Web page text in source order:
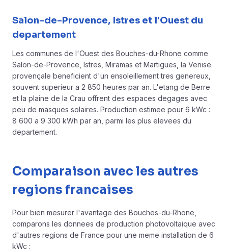
Salon-de-Provence, Istres et l'Ouest du
departement
Les communes de l'Ouest des Bouches-du-Rhone comme
Salon-de-Provence, Istres, Miramas et Martigues, la Venise
provençale beneficient d'un ensoleillement tres genereux,
souvent superieur a 2 850 heures par an. L'etang de Berre
et la plaine de la Crau offrent des espaces degages avec
peu de masques solaires. Production estimee pour 6 kWc :
8 600 a 9 300 kWh par an, parmi les plus elevees du
departement.
Comparaison avec les autres
regions francaises
Pour bien mesurer l'avantage des Bouches-du-Rhone,
comparons les donnees de production photovoltaique avec
d'autres regions de France pour une meme installation de 6
kWc :